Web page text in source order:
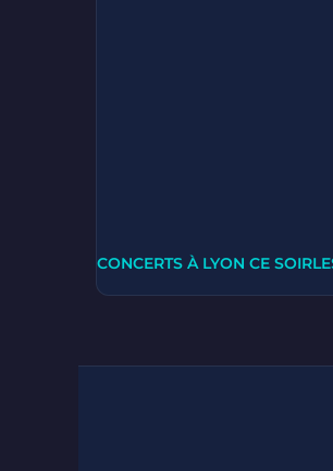
CONCERTS À LYON CE SOIR